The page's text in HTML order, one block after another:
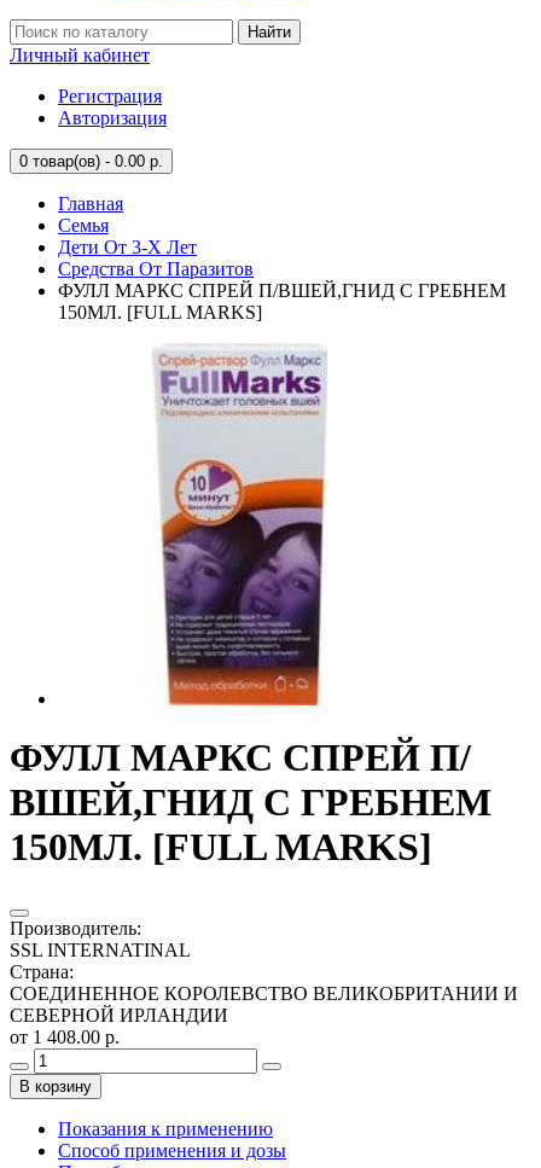
Найти
Личный кабинет
Регистрация
Авторизация
0 товар(ов) - 0.00 р.
Главная
Семья
Дети От 3-Х Лет
Средства От Паразитов
ФУЛЛ МАРКС СПРЕЙ П/ВШЕЙ,ГНИД С ГРЕБНЕМ
150МЛ. [FULL MARKS]
ФУЛЛ МАРКС СПРЕЙ П/
ВШЕЙ,ГНИД С ГРЕБНЕМ
150МЛ. [FULL MARKS]
Производитель:
SSL INTERNATINAL
Страна:
СОЕДИНЕННОЕ КОРОЛЕВСТВО ВЕЛИКОБРИТАНИИ И
СЕВЕРНОЙ ИРЛАНДИИ
от 1 408.00 р.
В корзину
Показания к применению
Способ применения и дозы